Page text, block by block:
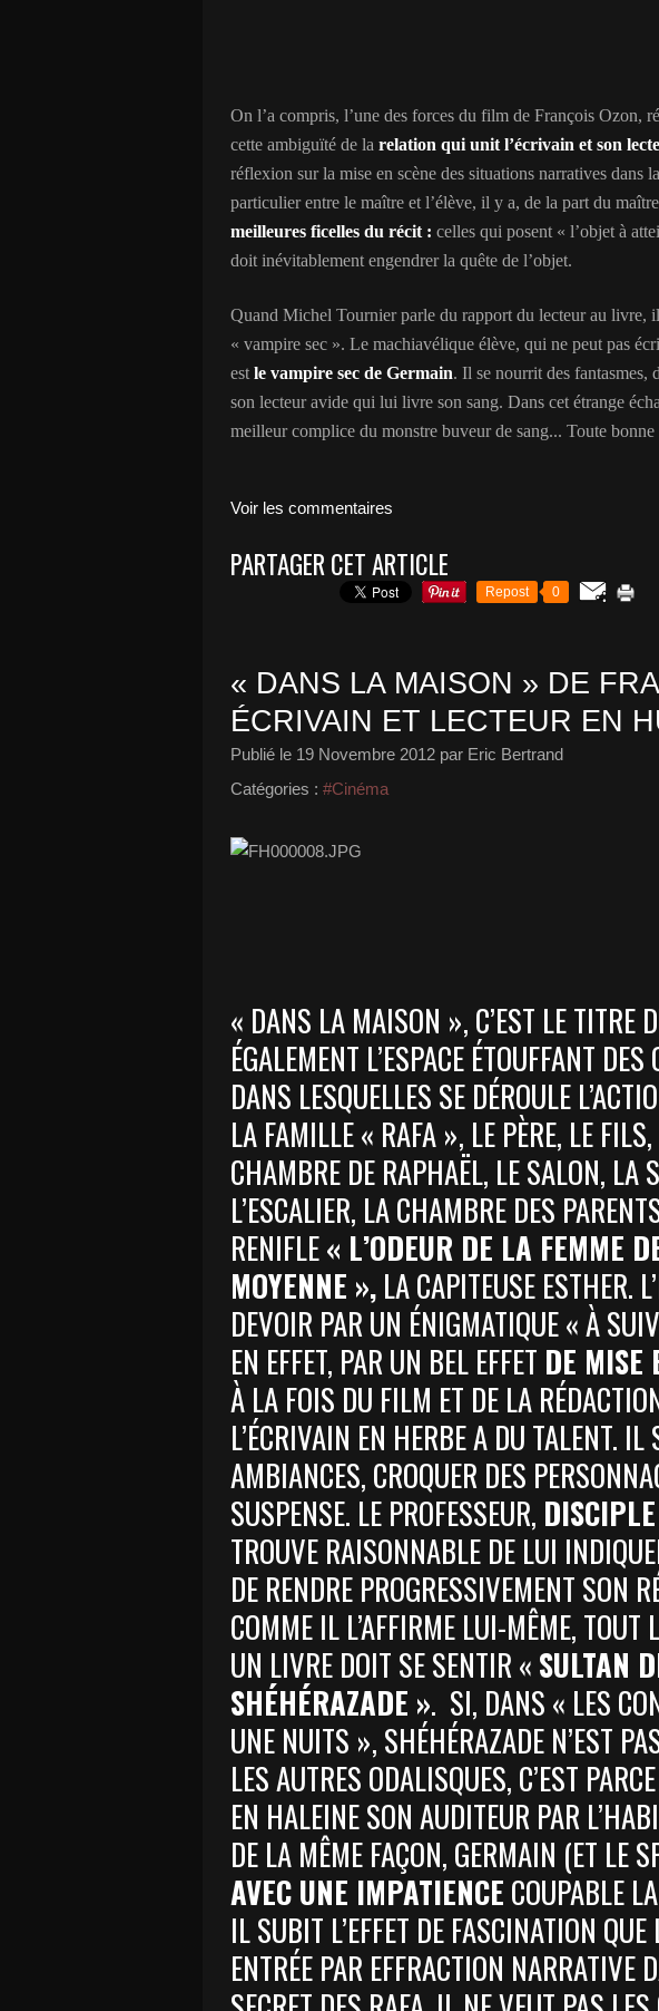
On l’a compris, l’une des forces du film de François Ozon,
cette ambiguïté de la relation qui unit l’écrivain et son
réflexion sur la mise en scène des situations narratives dans
particulier entre le maître et l’élève, il y a, de la part du
meilleures ficelles du récit : celles qui posent « l’objet à
doit inévitablement engendrer la quête de l’objet.
Quand Michel Tournier parle du rapport du lecteur au livre,
« vampire sec ». Le machiavélique élève, qui ne peut pas
est le vampire sec de Germain. Il se nourrit des fantasmes,
son lecteur avide qui lui livre son sang. Dans cet étrange
meilleur complice du monstre buveur de sang... Toute bonne
Voir les commentaires
PARTAGER CET ARTICLE
Repost 0
« DANS LA MAISON » DE
ÉCRIVAIN ET LECTEUR EN
Publié le 19 Novembre 2012 par Eric Bertrand
Catégories : #Cinéma
« DANS LA MAISON », C’EST LE TITRE
ÉGALEMENT L’ESPACE ÉTOUFFANT DES
DANS LESQUELLES SE DÉROULE
LA FAMILLE « RAFA », LE PÈRE, LE
CHAMBRE DE RAPHAËL, LE SALON, LA
L’ESCALIER, LA CHAMBRE DES
RENIFLE« L’ODEUR DE LA FEMME
MOYENNE », LA CAPITEUSE ESTHER.
DEVOIR PAR UN ÉNIGMATIQUE « À
EN EFFET, PAR UN BEL EFFET DE MISE
À LA FOIS DU FILM ET DE LA
L’ÉCRIVAIN EN HERBE A DU TALENT. IL
AMBIANCES, CROQUER DES
SUSPENSE. LE PROFESSEUR,
TROUVE RAISONNABLE DE LUI
DE RENDRE PROGRESSIVEMENT SON
COMME IL L’AFFIRME LUI-MÊME, TOUT
UN LIVRE DOIT SE SENTIR « SULTAN
SHÉHÉRAZADE ». SI, DANS « LES
UNE NUITS », SHÉHÉRAZADE N’EST
LES AUTRES ODALISQUES, C’EST
EN HALEINE SON AUDITEUR PAR
DE LA MÊME FAÇON, GERMAIN (ET LE
AVEC UNE IMPATIENCE COUPABLE
IL SUBIT L’EFFET DE FASCINATION
ENTRÉE PAR EFFRACTION NARRATIVE